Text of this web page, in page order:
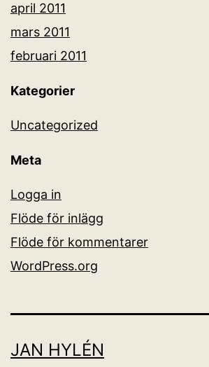
april 2011
mars 2011
februari 2011
Kategorier
Uncategorized
Meta
Logga in
Flöde för inlägg
Flöde för kommentarer
WordPress.org
JAN HYLÉN